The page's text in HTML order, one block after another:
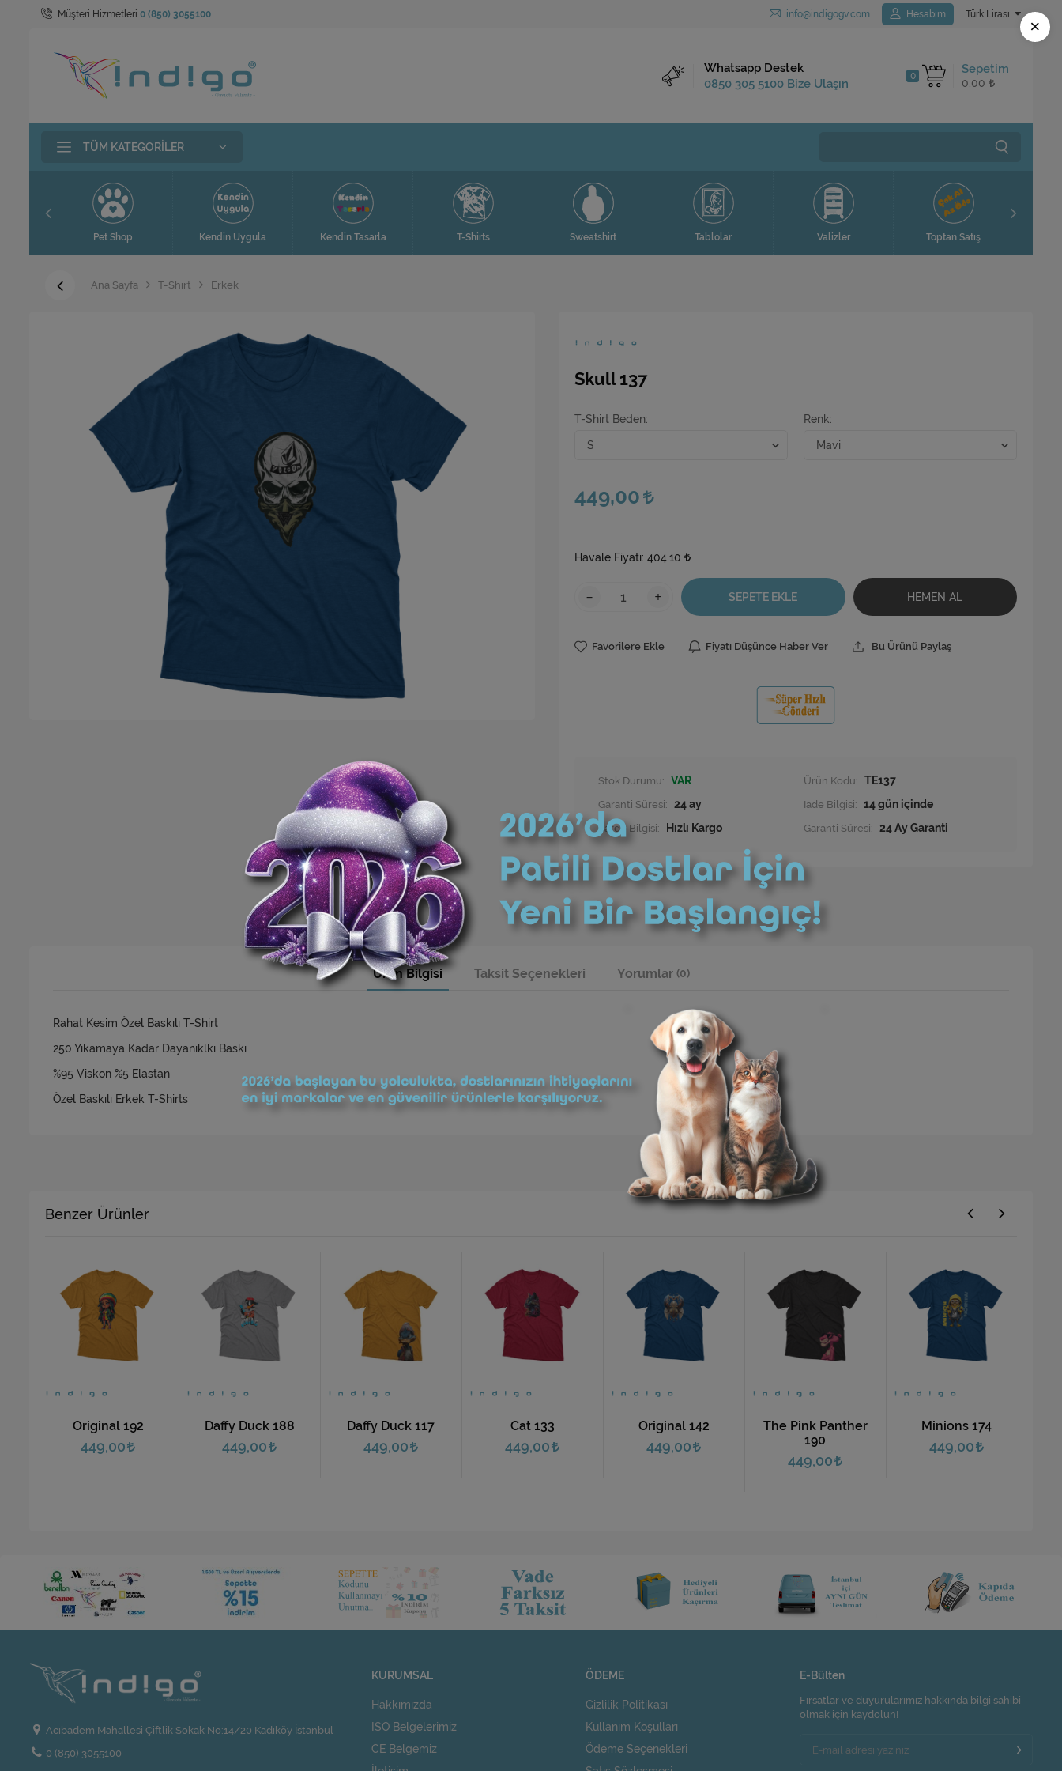
Müşteri Hizmetleri 0 (850) 3055100 info@indigogv.com Hesabım Türk Lirası
Sepetim
0
0,00
Kargo Bedava
1.250 TL ve Üzeri
Whatsapp Destek
0850 305 5100 Bize Ulaşın
TÜM KATEGORILER
Pet Shop Kendin Uygula Kendin Tasarla T-Shirts Sweatshirt Tablolar Valizler Toptan Satış
Ana Sayfa T-Shirt Erkek
Skull 137
T-Shirt Beden Renk
449,00
Havale Fiyatı: 404,10
- + SEPETE EKLE HEMEN AL
Favorilere Ekle Fiyatı Düşünce Haber Ver Bu Ürünü Paylaş
Stok Durumu: VAR Ürün Kodu: TE137
Garanti Süresi: 24 ay
İade Bilgisi:
Kargo Bilgisi:
Hızlı Kargo Garanti Süresi: 24 Ay Garanti
Ürün Bilgisi Taksit Seçenekleri Yorumlar (0)
Rahat Kesim Özel Baskılı T-Shirt
250 Yıkamaya Kadar Dayanıklkı Baskı
%95 Viskon %5 Elastan
Özel Baskılı Erkek T-Shirts
Benzer Ürünler
Original 192
449,00
Daffy Duck 188
449,00
Daffy Duck 117
449,00
Cat 133
449,00
Original 142
449,00
The Pink Panther
190
449,00
Minions 174
449,00
Acıbadem Mahallesi Çiftlik Sokak No:14/20 Kadıköy İstanbul
0 (850) 3055100
E-Bülten
Fırsatlar ve duyurularımız hakkında bilgi sahibi
olmak için kaydolun!
KURUMSAL
Hakkımızda
ISO Belgelerimiz
CE Belgemiz
ÖDEME
Gizlilik Politikası
Kullanım Koşulları
Ödeme Seçenekleri
×